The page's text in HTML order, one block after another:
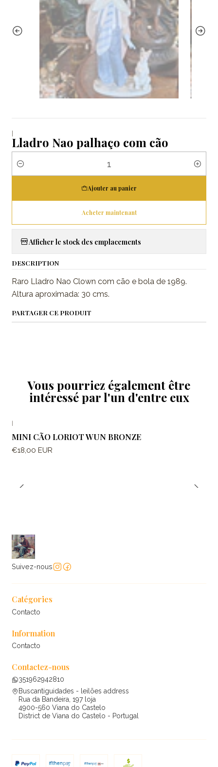
|
Lladro Nao palhaço com cão
Quantité
Ajouter au panier
Acheter maintenant
Afficher le stock des emplacements
DESCRIPTION
Raro Lladro Nao Clown com cão e bola de 1989.
Altura aproximada: 30 cms.
PARTAGER CE PRODUIT
Vous pourriez également être
intéressé par l'un d'entre eux
MINI CÃO LORIOT WUN BRONZE
€18,00 EUR
Suivez-nous
Catégories
Contacto
Information
Contacto
Contactez-nous
351962942810
Buscantiguidades - leilões address
Rua da Bandeira, 197 loja
4900-560 Viana do Castelo
District de Viana do Castelo - Portugal